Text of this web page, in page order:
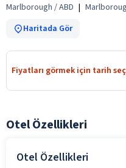
Marlborough / ABD |
Haritada Gör
Fiyatları görmek için tarih
Otel Özellikleri
Otel Özellikleri